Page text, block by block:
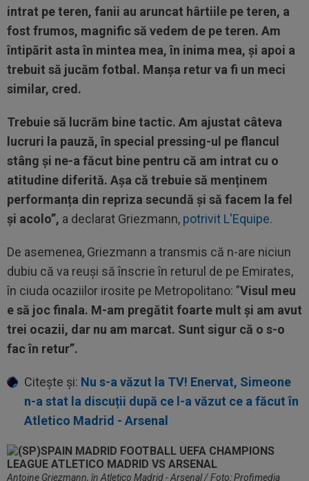
intrat pe teren, fanii au aruncat hârtiile pe teren, a
fost frumos, magnific să vedem de pe teren. Am
întipărit asta în mintea mea, în inima mea, și apoi a
trebuit să jucăm fotbal. Manșa retur va fi un meci
similar, cred.
Trebuie să lucrăm bine tactic. Am ajustat câteva
lucruri la pauză, în special pressing-ul pe flancul
stâng și ne-a făcut bine pentru că am intrat cu o
atitudine diferită. Așa că trebuie să menținem
performanța din repriza secundă și să facem la fel
și acolo”, a declarat Griezmann, potrivit L'Equipe.
De asemenea, Griezmann a transmis că n-are niciun
dubiu că va reuși să înscrie în returul de pe Emirates,
în ciuda ocaziilor irosite pe Metropolitano: ”Visul meu
e să joc finala. M-am pregătit foarte mult și am avut
trei ocazii, dar nu am marcat. Sunt sigur că o s-o
fac în retur”.
Citește și: Nu s-a văzut la TV! Enervat, Simeone
n-a stat la discuții după ce l-a văzut ce a făcut în
Atletico Madrid - Arsenal
Antoine Griezmann, în Atletico Madrid - Arsenal / Foto: Profimedia